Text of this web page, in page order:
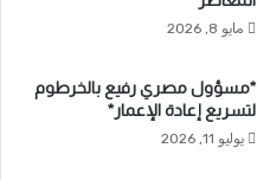
مايو 8, 2026
*مسؤول مصري رفيع بالخرطوم
لتسريع إعادة الإعمار*
يوليو 11, 2026